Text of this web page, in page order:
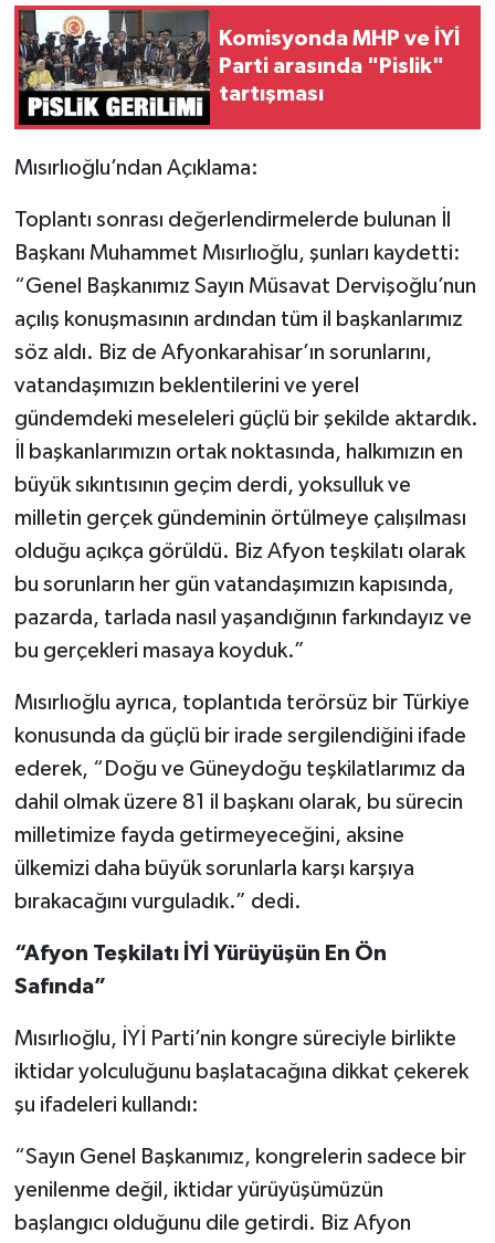
Komisyonda MHP ve İYİ
Parti arasında "Pislik"
tartışması
Mısırlıoğlu’ndan Açıklama:
Toplantı sonrası değerlendirmelerde bulunan İl
Başkanı Muhammet Mısırlıoğlu, şunları kaydetti:
“Genel Başkanımız Sayın Müsavat Dervişoğlu’nun
açılış konuşmasının ardından tüm il başkanlarımız
söz aldı. Biz de Afyonkarahisar’ın sorunlarını,
vatandaşımızın beklentilerini ve yerel
gündemdeki meseleleri güçlü bir şekilde aktardık.
İl başkanlarımızın ortak noktasında, halkımızın en
büyük sıkıntısının geçim derdi, yoksulluk ve
milletin gerçek gündeminin örtülmeye çalışılması
olduğu açıkça görüldü. Biz Afyon teşkilatı olarak
bu sorunların her gün vatandaşımızın kapısında,
pazarda, tarlada nasıl yaşandığının farkındayız ve
bu gerçekleri masaya koyduk.”
Mısırlıoğlu ayrıca, toplantıda terörsüz bir Türkiye
konusunda da güçlü bir irade sergilendiğini ifade
ederek, “Doğu ve Güneydoğu teşkilatlarımız da
dahil olmak üzere 81 il başkanı olarak, bu sürecin
milletimize fayda getirmeyeceğini, aksine
ülkemizi daha büyük sorunlarla karşı karşıya
bırakacağını vurguladık.” dedi.
“Afyon Teşkilatı İYİ Yürüyüşün En Ön
Safında”
Mısırlıoğlu, İYİ Parti’nin kongre süreciyle birlikte
iktidar yolculuğunu başlatacağına dikkat çekerek
şu ifadeleri kullandı:
“Sayın Genel Başkanımız, kongrelerin sadece bir
yenilenme değil, iktidar yürüyüşümüzün
başlangıcı olduğunu dile getirdi. Biz Afyon